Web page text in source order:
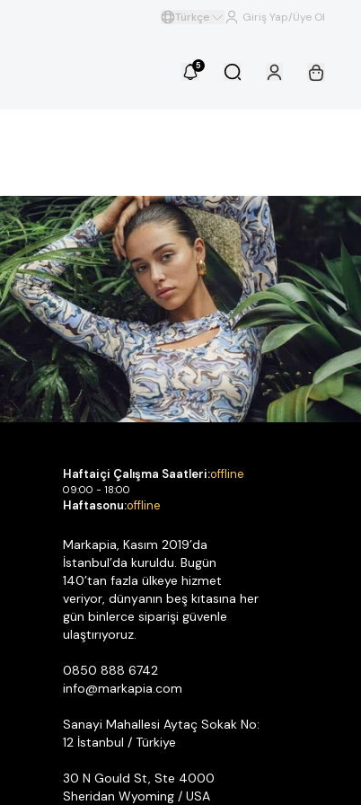
Türkçe Giriş Yap/Üye Ol
5
Haftaiçi Çalışma Saatleri:offline
09:00 - 18:00
Haftasonu:offline
Markapia, Kasım 2019’da
İstanbul’da kuruldu. Bugün
140’tan fazla ülkeye hizmet
veriyor, dünyanın beş kıtasına her
gün binlerce siparişi güvenle
ulaştırıyoruz.
0850 888 6742
info@markapia.com
Sanayi Mahallesi Aytaç Sokak No:
12 İstanbul / Türkiye
30 N Gould St, Ste 4000
Sheridan Wyoming / USA